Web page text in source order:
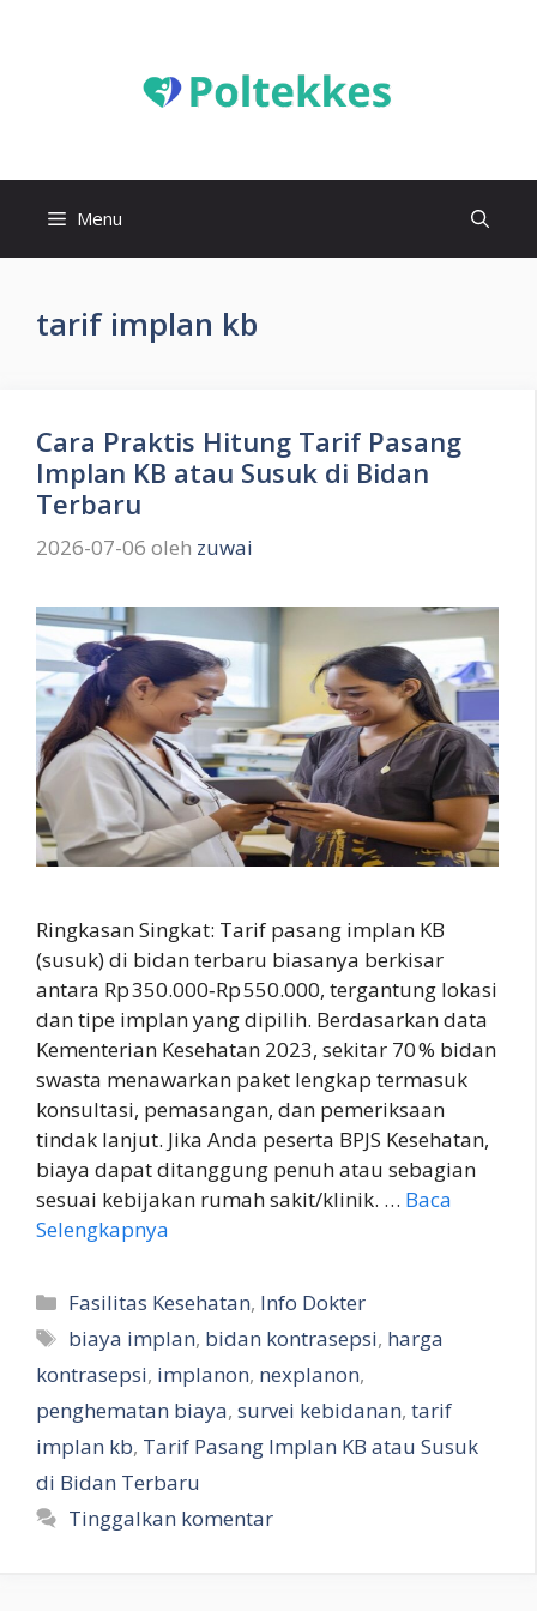
Menu
tarif implan kb
Cara Praktis Hitung Tarif Pasang
Implan KB atau Susuk di Bidan
Terbaru
2026-07-06 oleh zuwai
Ringkasan Singkat: Tarif pasang implan KB
(susuk) di bidan terbaru biasanya berkisar
antara Rp 350.000‑Rp 550.000, tergantung lokasi
dan tipe implan yang dipilih. Berdasarkan data
Kementerian Kesehatan 2023, sekitar 70 % bidan
swasta menawarkan paket lengkap termasuk
konsultasi, pemasangan, dan pemeriksaan
tindak lanjut. Jika Anda peserta BPJS Kesehatan,
biaya dapat ditanggung penuh atau sebagian
sesuai kebijakan rumah sakit/klinik. … Baca
Selengkapnya
Kategori
Fasilitas Kesehatan, Info Dokter
Tag
biaya implan, bidan kontrasepsi, harga
kontrasepsi, implanon, nexplanon,
penghematan biaya, survei kebidanan, tarif
implan kb, Tarif Pasang Implan KB atau Susuk
di Bidan Terbaru
Tinggalkan komentar